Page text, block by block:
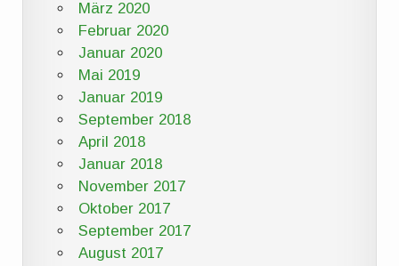
März 2020
Februar 2020
Januar 2020
Mai 2019
Januar 2019
September 2018
April 2018
Januar 2018
November 2017
Oktober 2017
September 2017
August 2017